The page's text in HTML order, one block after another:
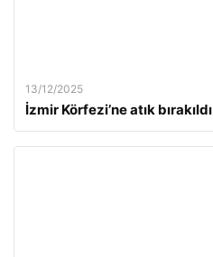
13/12/2025
İzmir Körfezi’ne atık bırakıldı